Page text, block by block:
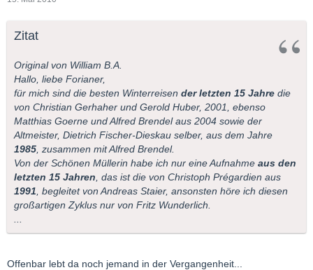
Zitat
Original von William B.A.
Hallo, liebe Forianer,
für mich sind die besten Winterreisen der letzten 15 Jahre die
von Christian Gerhaher und Gerold Huber, 2001, ebenso
Matthias Goerne und Alfred Brendel aus 2004 sowie der
Altmeister, Dietrich Fischer-Dieskau selber, aus dem Jahre
1985 , zusammen mit Alfred Brendel.
Von der Schönen Müllerin habe ich nur eine Aufnahme aus den
letzten 15 Jahren , das ist die von Christoph Prégardien aus
1991 , begleitet von Andreas Staier, ansonsten höre ich diesen
großartigen Zyklus nur von Fritz Wunderlich.
Offenbar lebt da noch jemand in der Vergangenheit...